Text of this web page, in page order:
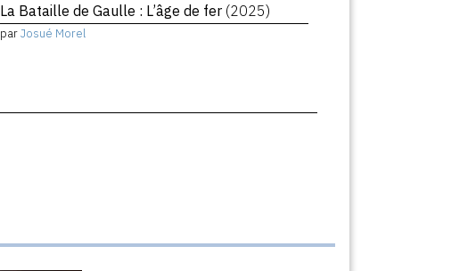
La Bataille de Gaulle : L’âge de fer (2025)
parJosué Morel